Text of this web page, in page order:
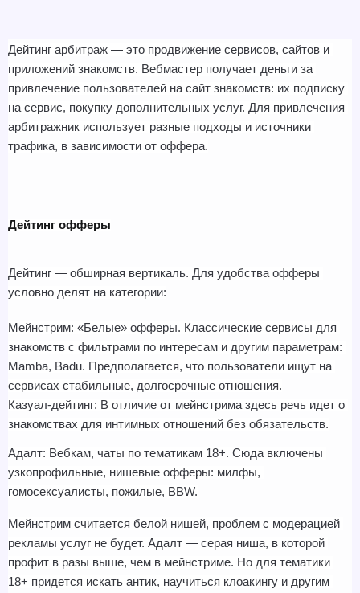
Дейтинг арбитраж — это продвижение сервисов, сайтов и
приложений знакомств. Вебмастер получает деньги за
привлечение пользователей на сайт знакомств: их подписку
на сервис, покупку дополнительных услуг. Для привлечения
арбитражник использует разные подходы и источники
трафика, в зависимости от оффера.
Дейтинг офферы
Дейтинг — обширная вертикаль. Для удобства офферы
условно делят на категории:
Мейнстрим: «Белые» офферы. Классические сервисы для
знакомств с фильтрами по интересам и другим параметрам:
Mamba, Badu. Предполагается, что пользователи ищут на
сервисах стабильные, долгосрочные отношения.
Казуал-дейтинг: В отличие от мейнстрима здесь речь идет о
знакомствах для интимных отношений без обязательств.
Адалт: Вебкам, чаты по тематикам 18+. Сюда включены
узкопрофильные, нишевые офферы: милфы,
гомосексуалисты, пожилые, BBW.
Мейнстрим считается белой нишей, проблем с модерацией
рекламы услуг не будет. Адалт — серая ниша, в которой
профит в разы выше, чем в мейнстриме. Но для тематики
18+ придется искать антик, научиться клоакингу и другим